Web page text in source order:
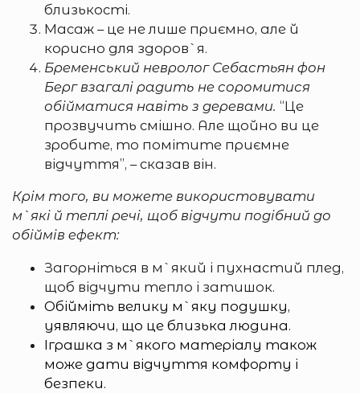
близькості.
Масаж – це не лише приємно, але й
корисно для здоров`я.
Бременський невролог Себастьян фон
Берг взагалі радить не соромитися
обійматися навіть з деревами. “Це
прозвучить смішно. Але щойно ви це
зробите, то помітите приємне
відчуття”, – сказав він.
Крім того, ви можете використовувати
м`які й теплі речі, щоб відчути подібний до
обіймів ефект:
Загорніться в м`який і пухнастий плед,
щоб відчути тепло і затишок.
Обійміть велику м`яку подушку,
уявляючи, що це близька людина.
Іграшка з м`якого матеріалу також
може дати відчуття комфорту і
безпеки.